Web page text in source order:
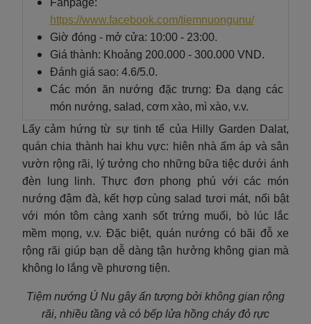
Fanpage:
https://www.facebook.com/tiemnuongunu/
Giờ đóng - mở cửa: 10:00 - 23:00.
Giá thành: Khoảng 200.000 - 300.000 VND.
Đánh giá sao: 4.6/5.0.
Các món ăn nướng đặc trưng: Đa dạng các
món nướng, salad, cơm xào, mì xào, v.v.
Lấy cảm hứng từ sự tinh tế của Hilly Garden Dalat,
quán chia thành hai khu vực: hiên nhà ấm áp và sân
vườn rộng rãi, lý tưởng cho những bữa tiệc dưới ánh
đèn lung linh. Thực đơn phong phú với các món
nướng đậm đà, kết hợp cùng salad tươi mát, nổi bật
với món tôm càng xanh sốt trứng muối, bò lúc lắc
mềm mọng, v.v. Đặc biệt, quán nướng có bãi đỗ xe
rộng rãi giúp bạn dễ dàng tận hưởng không gian mà
không lo lắng về phương tiện.
Tiệm nướng Ú Nu gây ấn tượng bởi không gian rộng
rãi, nhiều tầng và có bếp lửa hồng cháy đỏ rực